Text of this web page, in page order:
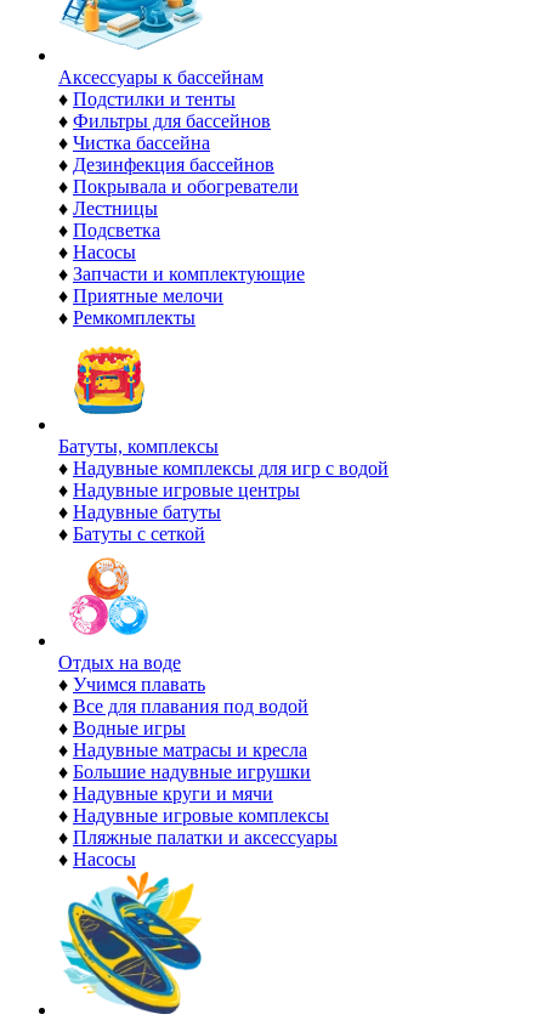
Аксессуары к бассейнам
♦ Подстилки и тенты
♦ Фильтры для бассейнов
♦ Чистка бассейна
♦ Дезинфекция бассейнов
♦ Покрывала и обогреватели
♦ Лестницы
♦ Подсветка
♦ Насосы
♦ Запчасти и комплектующие
♦ Приятные мелочи
♦ Ремкомплекты
Батуты, комплексы
♦ Надувные комплексы для игр с водой
♦ Надувные игровые центры
♦ Надувные батуты
♦ Батуты с сеткой
Отдых на воде
♦ Учимся плавать
♦ Все для плавания под водой
♦ Водные игры
♦ Надувные матрасы и кресла
♦ Большие надувные игрушки
♦ Надувные круги и мячи
♦ Надувные игровые комплексы
♦ Пляжные палатки и аксессуары
♦ Насосы